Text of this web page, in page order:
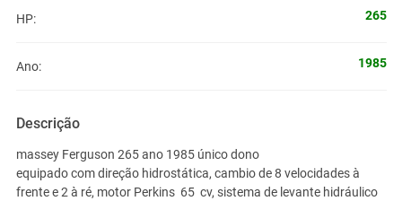
HP: 265
Ano: 1985
Descrição
massey Ferguson 265 ano 1985 único dono
equipado com direção hidrostática, cambio de 8 velocidades à
frente e 2 à ré, motor Perkins 65 cv, sistema de levante hidráulico